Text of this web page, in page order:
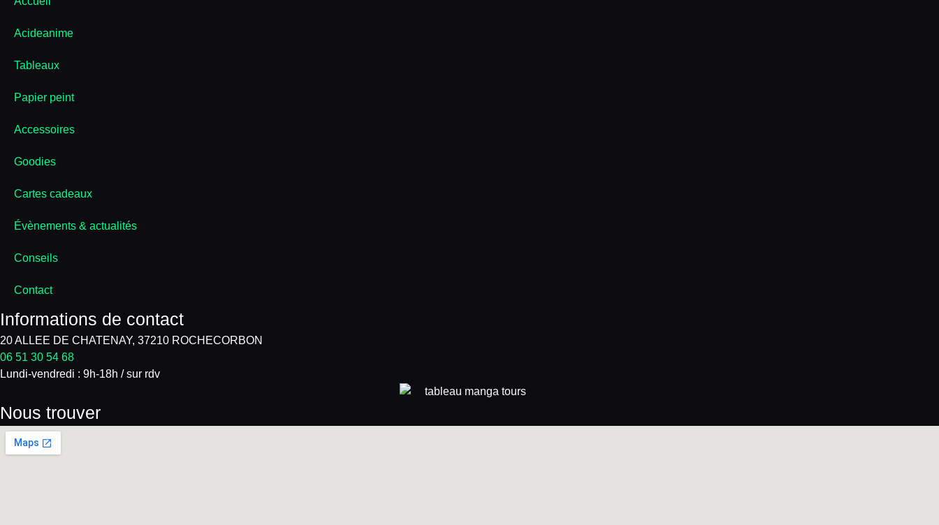
Acideanime
Tableaux
Papier peint
Accessoires
Goodies
Cartes cadeaux
Évènements & actualités
Conseils
Contact
Informations de contact
20 ALLEE DE CHATENAY, 37210 ROCHECORBON
06 51 30 54 68
Lundi-vendredi : 9h-18h / sur rdv
Nous trouver